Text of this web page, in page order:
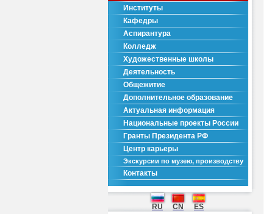
Институты
Кафедры
Аспирантура
Колледж
Художественные школы
Деятельность
Общежитие
Дополнительное образование
Актуальная информация
Национальные проекты России
Гранты Президента РФ
Центр карьеры
Экскурсии по музею, производству
Контакты
RU CN ES